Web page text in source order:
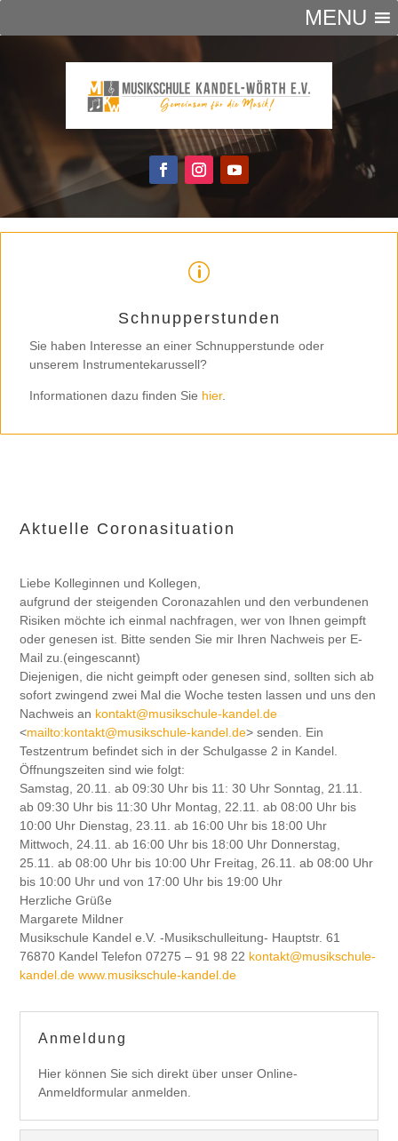
MENU
p
Schnupperstunden
Sie haben Interesse an einer Schnupperstunde oder
unserem Instrumentekarussell?
Informationen dazu finden Sie hier.
Aktuelle Coronasituation
Liebe Kolleginnen und Kollegen,
aufgrund der steigenden Coronazahlen und den verbundenen
Risiken möchte ich einmal nachfragen, wer von Ihnen geimpft
oder genesen ist. Bitte senden Sie mir Ihren Nachweis per E-
Mail zu.(eingescannt)
Diejenigen, die nicht geimpft oder genesen sind, sollten sich ab
sofort zwingend zwei Mal die Woche testen lassen und uns den
Nachweis an kontakt@musikschule-kandel.de
<mailto:kontakt@musikschule-kandel.de> senden. Ein
Testzentrum befindet sich in der Schulgasse 2 in Kandel.
Öffnungszeiten sind wie folgt:
Samstag, 20.11. ab 09:30 Uhr bis 11: 30 Uhr Sonntag, 21.11.
ab 09:30 Uhr bis 11:30 Uhr Montag, 22.11. ab 08:00 Uhr bis
10:00 Uhr Dienstag, 23.11. ab 16:00 Uhr bis 18:00 Uhr
Mittwoch, 24.11. ab 16:00 Uhr bis 18:00 Uhr Donnerstag,
25.11. ab 08:00 Uhr bis 10:00 Uhr Freitag, 26.11. ab 08:00 Uhr
bis 10:00 Uhr und von 17:00 Uhr bis 19:00 Uhr
Herzliche Grüße
Margarete Mildner
Musikschule Kandel e.V. -Musikschulleitung- Hauptstr. 61
76870 Kandel Telefon 07275 – 91 98 22 kontakt@musikschule-
kandel.de www.musikschule-kandel.de
Anmeldung
Hier können Sie sich direkt über unser Online-
Anmeldformular anmelden.